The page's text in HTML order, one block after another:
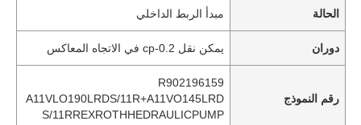
الحالة مبدأ الربط الداخلي
دوران يمكن نقل 0.2-cp في الاتجاه المعاكس
رقم النموذج
R902196159
A11VLO190LRDS/11R+A11VO145LRD
S/11RREXROTHHEDRAULICPUMP